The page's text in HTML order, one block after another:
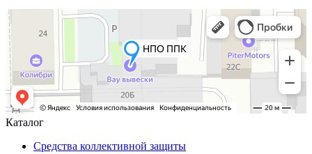
Каталог
Средства коллективной защиты